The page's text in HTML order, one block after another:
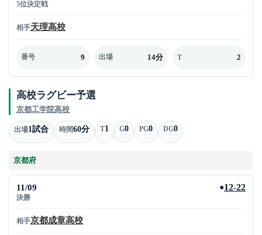
5位決定戦
相手天理高校
番号 9 出場 14分 T 2
高校ラグビー予選
京都工学院高校
出場1試合 時間60分 T1 G0 PG0 DG0
京都府
11/09
決勝
●12-22
相手京都成章高校